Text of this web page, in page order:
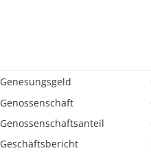
Genesungsgeld
Genossenschaft
Genossenschaftsanteil
Geschäftsbericht